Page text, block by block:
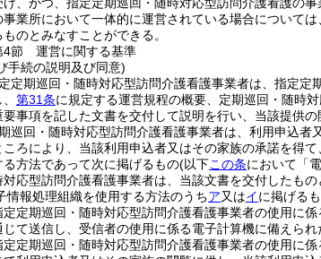
業所において一体的に運営されている場合については
ものとみなすことができる。
4節
運営に関する基準
手続の説明及び同意)
定期巡回・随時対応型訪問介護看護事業者は、指定
第31条に規定する運営規程の概要、定期巡回・随時
要事項を記した文書を交付して説明を行い、当該提供
巡回・随時対応型訪問介護看護事業者は、利用申込者
ころにより、当該利用申込者又はその家族の承諾を得
る方法であって次に掲げるもの(以下この条において「
対応型訪問介護看護事業者は、当該文書を交付したもの
情報処理組織を使用する方法のうちア又はイに掲げる
定定期巡回・随時対応型訪問介護看護事業者の使用に
じて送信し、受信者の使用に係る電子計算機に備えら
定定期巡回・随時対応型訪問介護看護事業者の使用に